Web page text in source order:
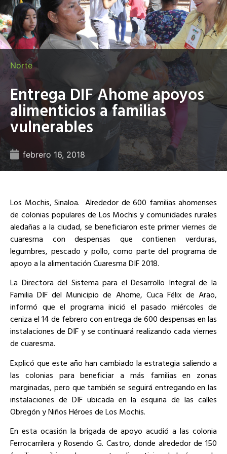
Norte
Entrega DIF Ahome apoyos
alimenticios a familias
vulnerables
febrero 16, 2018
Los Mochis, Sinaloa. Alrededor de 600 familias ahomenses
de colonias populares de Los Mochis y comunidades rurales
aledañas a la ciudad, se beneficiaron este primer viernes de
cuaresma con despensas que contienen verduras,
legumbres, pescado y pollo, como parte del programa de
apoyo a la alimentación Cuaresma DIF 2018.
La Directora del Sistema para el Desarrollo Integral de la
Familia DIF del Municipio de Ahome, Cuca Félix de Arao,
informó que el programa inició el pasado miércoles de
ceniza el 14 de febrero con entrega de 600 despensas en las
instalaciones de DIF y se continuará realizando cada viernes
de cuaresma.
Explicó que este año han cambiado la estrategia saliendo a
las colonias para beneficiar a más familias en zonas
marginadas, pero que también se seguirá entregando en las
instalaciones de DIF ubicada en la esquina de las calles
Obregón y Niños Héroes de Los Mochis.
En esta ocasión la brigada de apoyo acudió a las colonia
Ferrocarrilera y Rosendo G. Castro, donde alrededor de 150